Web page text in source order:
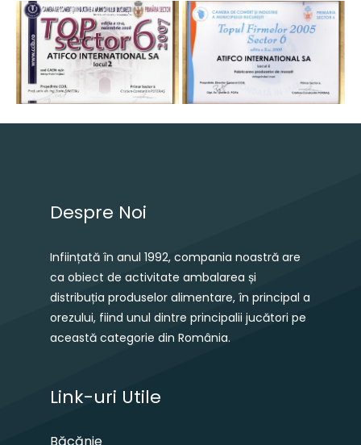
Despre Noi
Inființată în anul 1992, compania noastră are
ca obiect de activitate ambalarea și
distribuția produselor alimentare, în principal a
orezului, fiind unul dintre principalii jucători pe
această categorie din România.
Link-uri Utile